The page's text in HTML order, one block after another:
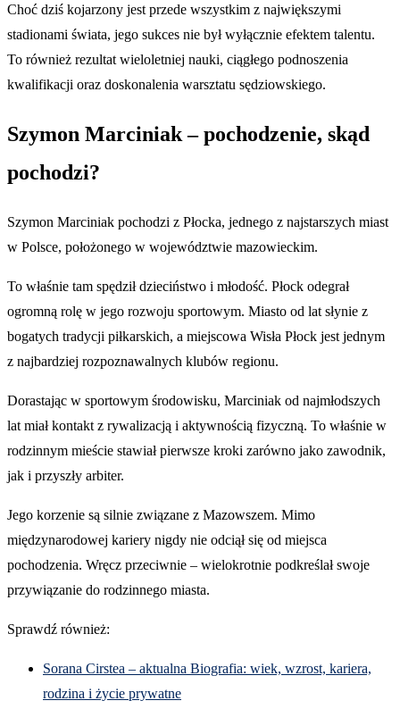
Choć dziś kojarzony jest przede wszystkim z największymi
stadionami świata, jego sukces nie był wyłącznie efektem talentu.
To również rezultat wieloletniej nauki, ciągłego podnoszenia
kwalifikacji oraz doskonalenia warsztatu sędziowskiego.
Szymon Marciniak – pochodzenie, skąd
pochodzi?
Szymon Marciniak pochodzi z Płocka, jednego z najstarszych miast
w Polsce, położonego w województwie mazowieckim.
To właśnie tam spędził dzieciństwo i młodość. Płock odegrał
ogromną rolę w jego rozwoju sportowym. Miasto od lat słynie z
bogatych tradycji piłkarskich, a miejscowa Wisła Płock jest jednym
z najbardziej rozpoznawalnych klubów regionu.
Dorastając w sportowym środowisku, Marciniak od najmłodszych
lat miał kontakt z rywalizacją i aktywnością fizyczną. To właśnie w
rodzinnym mieście stawiał pierwsze kroki zarówno jako zawodnik,
jak i przyszły arbiter.
Jego korzenie są silnie związane z Mazowszem. Mimo
międzynarodowej kariery nigdy nie odciął się od miejsca
pochodzenia. Wręcz przeciwnie – wielokrotnie podkreślał swoje
przywiązanie do rodzinnego miasta.
Sprawdź również:
Sorana Cirstea – aktualna Biografia: wiek, wzrost, kariera,
rodzina i życie prywatne